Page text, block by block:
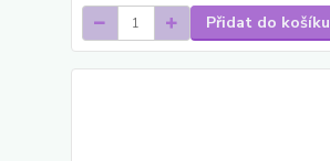
Přidat do košíku